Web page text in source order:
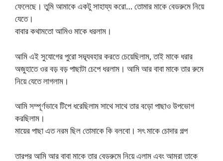
ফেলেছে। তুমি আমাকে একটু সাহায্য করো… তোমার মাকে বেডরুমে নিয়ে
যেতে।
বাবার কথামতো আমিও মাকে ধরলাম।
আমি এই সুযোগের পুরো সদ্ব্যবহার করতে চেয়েছিলাম, তাই মাকে ধরার
অজুহাতে ওর বড় বড় পাছাটা চেপে ধরলাম। আমি আর বাবা মাকে তার রুমে
নিয়ে যেতে লাগলাম।
আমি সম্পূর্ণভাবে টিপে ধরেছিলাম সাথে সাথে তার বড়ো পাছাও উপভোগ
করছিলাম।
মায়ের পাছা এত নরম ছিল তোমাকে কি বলবো। সৎ মাকে চোদার গল্প
তারপর আমি আর বাবা মাকে তার বেডরুমে নিয়ে এলাম এবং আমরা তাকে